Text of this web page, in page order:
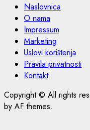
Naslovnica
O nama
Impressum
Marketing
Uslovi korištenja
Pravila privatnosti
Kontakt
Copyright © All rights
by AF themes.